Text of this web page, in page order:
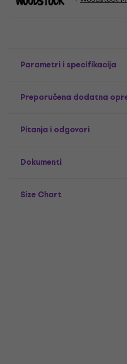
Parametri i specifikacija
Preporučena dodatna
Pitanja i odgovori
Dokumenti
Size Chart